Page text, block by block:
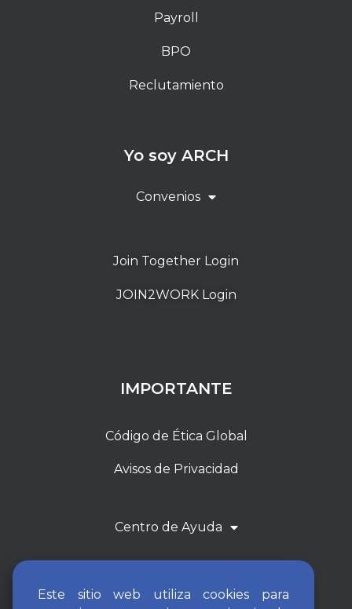
Payroll
BPO
Reclutamiento
Yo soy ARCH
Convenios
Join Together Login
JOIN2WORK Login
IMPORTANTE
Código de Ética Global
Avisos de Privacidad
Centro de Ayuda
Este sitio web utiliza cookies para